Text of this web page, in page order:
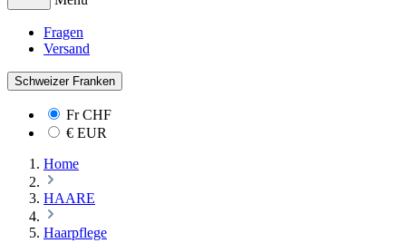
Fragen
Versand
Schweizer Franken
FrCHF
€ EUR
Home
HAARE
Haarpflege